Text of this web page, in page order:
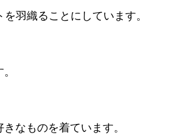
羽織ることにしています。
なものを着ています。